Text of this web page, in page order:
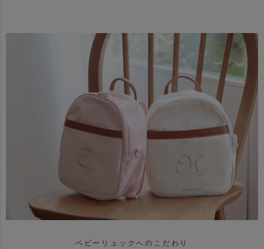
ベビーリュックへのこだわり